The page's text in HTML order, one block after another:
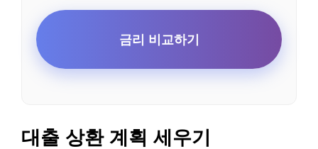
금리 비교하기
대출 상환 계획 세우기